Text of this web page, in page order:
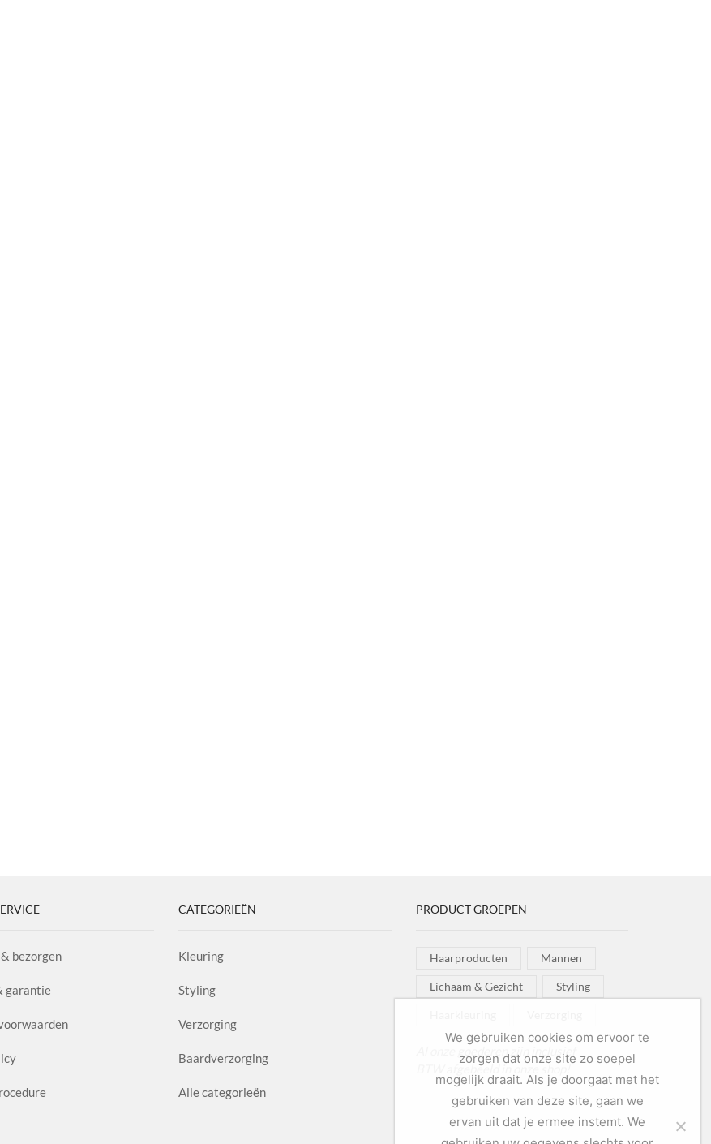
bezorgen
garantie
CATEGORIEËN
Kleuring
Styling
Verzorging
Baardverzorging
Alle categorieën
PRODUCT GROEPEN
Haarproducten Mannen
Lichaam & Gezicht Styling
Al onze goederen zijn inclusief
BTW afgebeeld in onze shop!
We gebruiken cookies om ervoor te
zorgen dat onze site zo soepel
mogelijk draait. Als je doorgaat met het
gebruiken van deze site, gaan we
ervan uit dat je ermee instemt. We